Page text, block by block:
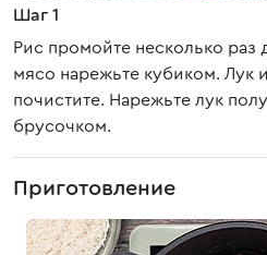
Шаг 1
Рис промойте несколько раз
мясо нарежьте кубиком. Лук
почистите. Нарежьте лук
брусочком.
Приготовление